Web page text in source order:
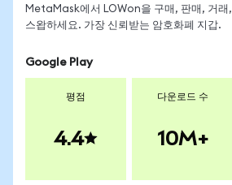
MetaMask에서 LOWon을 구매, 판매, 거래,
스왑하세요. 가장 신뢰받는 암호화폐 지갑.
Google Play
평점
4.4
다운로드 수
10M+